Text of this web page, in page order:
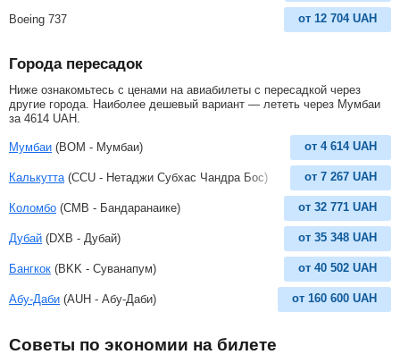
Boeing 737 от 12 704 UAH
Города пересадок
Ниже ознакомьтесь с ценами на авиабилеты с пересадкой через
другие города. Наиболее дешевый вариант — лететь через Мумбаи
за 4614 UAH
Мумбаи (BOM - Мумбаи) от 4 614 UAH
Калькутта (CCU - Нетаджи Субхас Чандра Бос) от 7 267 UAH
Коломбо (CMB - Бандаранаике) от 32 771 UAH
Дубай (DXB - Дубай) от 35 348 UAH
Бангкок (BKK - Суванапум) от 40 502 UAH
Абу-Даби (AUH - Абу-Даби) от 160 600 UAH
Советы по экономии на билете